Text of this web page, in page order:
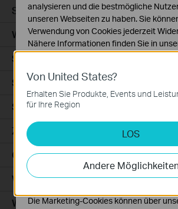
Smart Sensors
WLAN-Repeater+
Smartes Thermostat
Smart Hub
Saugroboter
Zubehör für Saugroboter
Ceiling Mount
WiFi
Wall Plate
Von United States?
Erhalten Sie Produkte, Events und
für Ihre Region
LOS
Andere
analysieren und die bestmögliche
unseren Webseiten zu haben. Sie
Verwendung von Cookies jederzeit
Nähere Informationen finden Sie in
Datenschutzhinweisen.
Notwendige Cookies
Diese Cookies sind zur Funktion der
erforderlich und können in Ihren
Analyse- und Marketing-Cookies
Analyse-Cookies ermöglichen es uns,
auf unserer Website zu analysieren, um
Funktionsweise unserer Website zu
Die Marketing-Cookies können über